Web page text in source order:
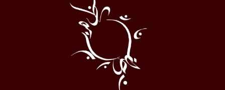
Halqa